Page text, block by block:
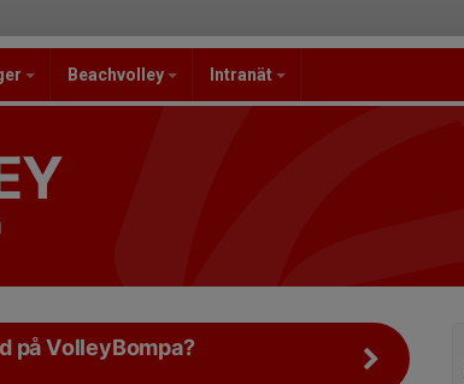
Beachvolley Intranät
på VolleyBompa?